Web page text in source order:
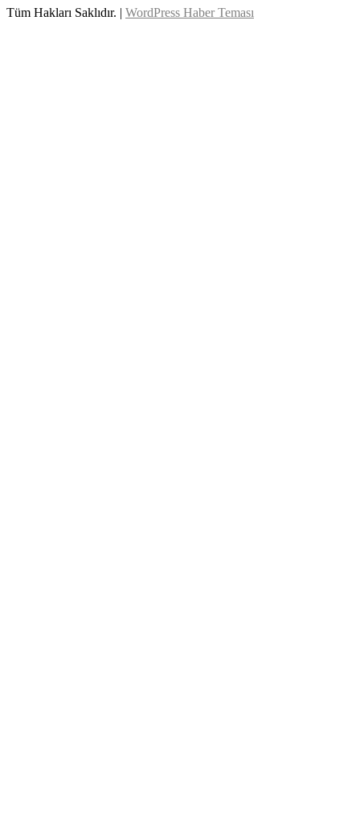
Tüm Hakları Saklıdır. | WordPress Haber Teması